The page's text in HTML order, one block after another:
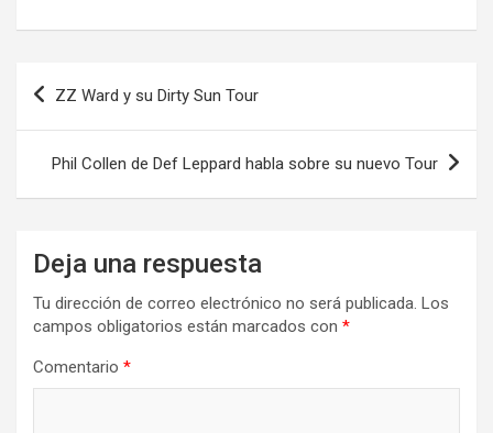
Navegación
entradas
ZZ Ward y su Dirty Sun Tour
Phil Collen de Def Leppard habla sobre su nuevo Tour
Deja una respuesta
Tu dirección de correo electrónico no será publicada. Los
campos obligatorios están marcados con *
Comentario *